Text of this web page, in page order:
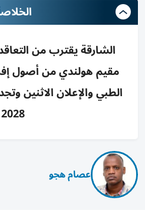
مقيم هولندي من أصول
الطبي والإعلان الاثنين
2028
عصام هجو